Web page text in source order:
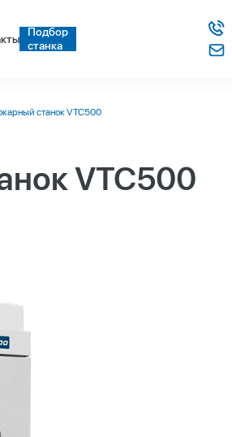
Подбор
станка
станок VTC500
VTC500